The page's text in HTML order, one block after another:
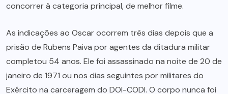
concorrer à categoria principal, de melhor filme.
As indicações ao Oscar ocorrem três dias depois que a
prisão de Rubens Paiva por agentes da ditadura militar
completou 54 anos. Ele foi assassinado na noite de 20 de
janeiro de 1971 ou nos dias seguintes por militares do
Exército na carceragem do DOI-CODI. O corpo nunca foi